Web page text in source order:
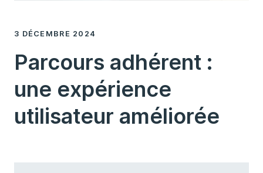
3 DÉCEMBRE 2024
Parcours adhérent :
une expérience
utilisateur améliorée